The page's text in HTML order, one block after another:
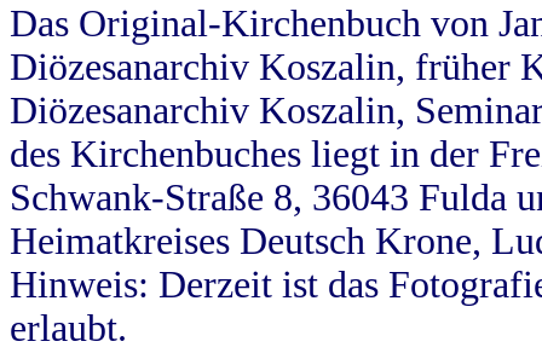
Das Original-Kirchenbuch von
Diözesanarchiv Koszalin, früher
Diözesanarchiv Koszalin,
des Kirchenbuches liegt in der
Schwank-Straße 8, 36043 Fulda
Heimatkreises Deutsch Krone,
Hinweis: Derzeit ist das
erlaubt.